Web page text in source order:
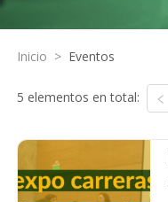
Inicio > Eventos
5 elementos en total: